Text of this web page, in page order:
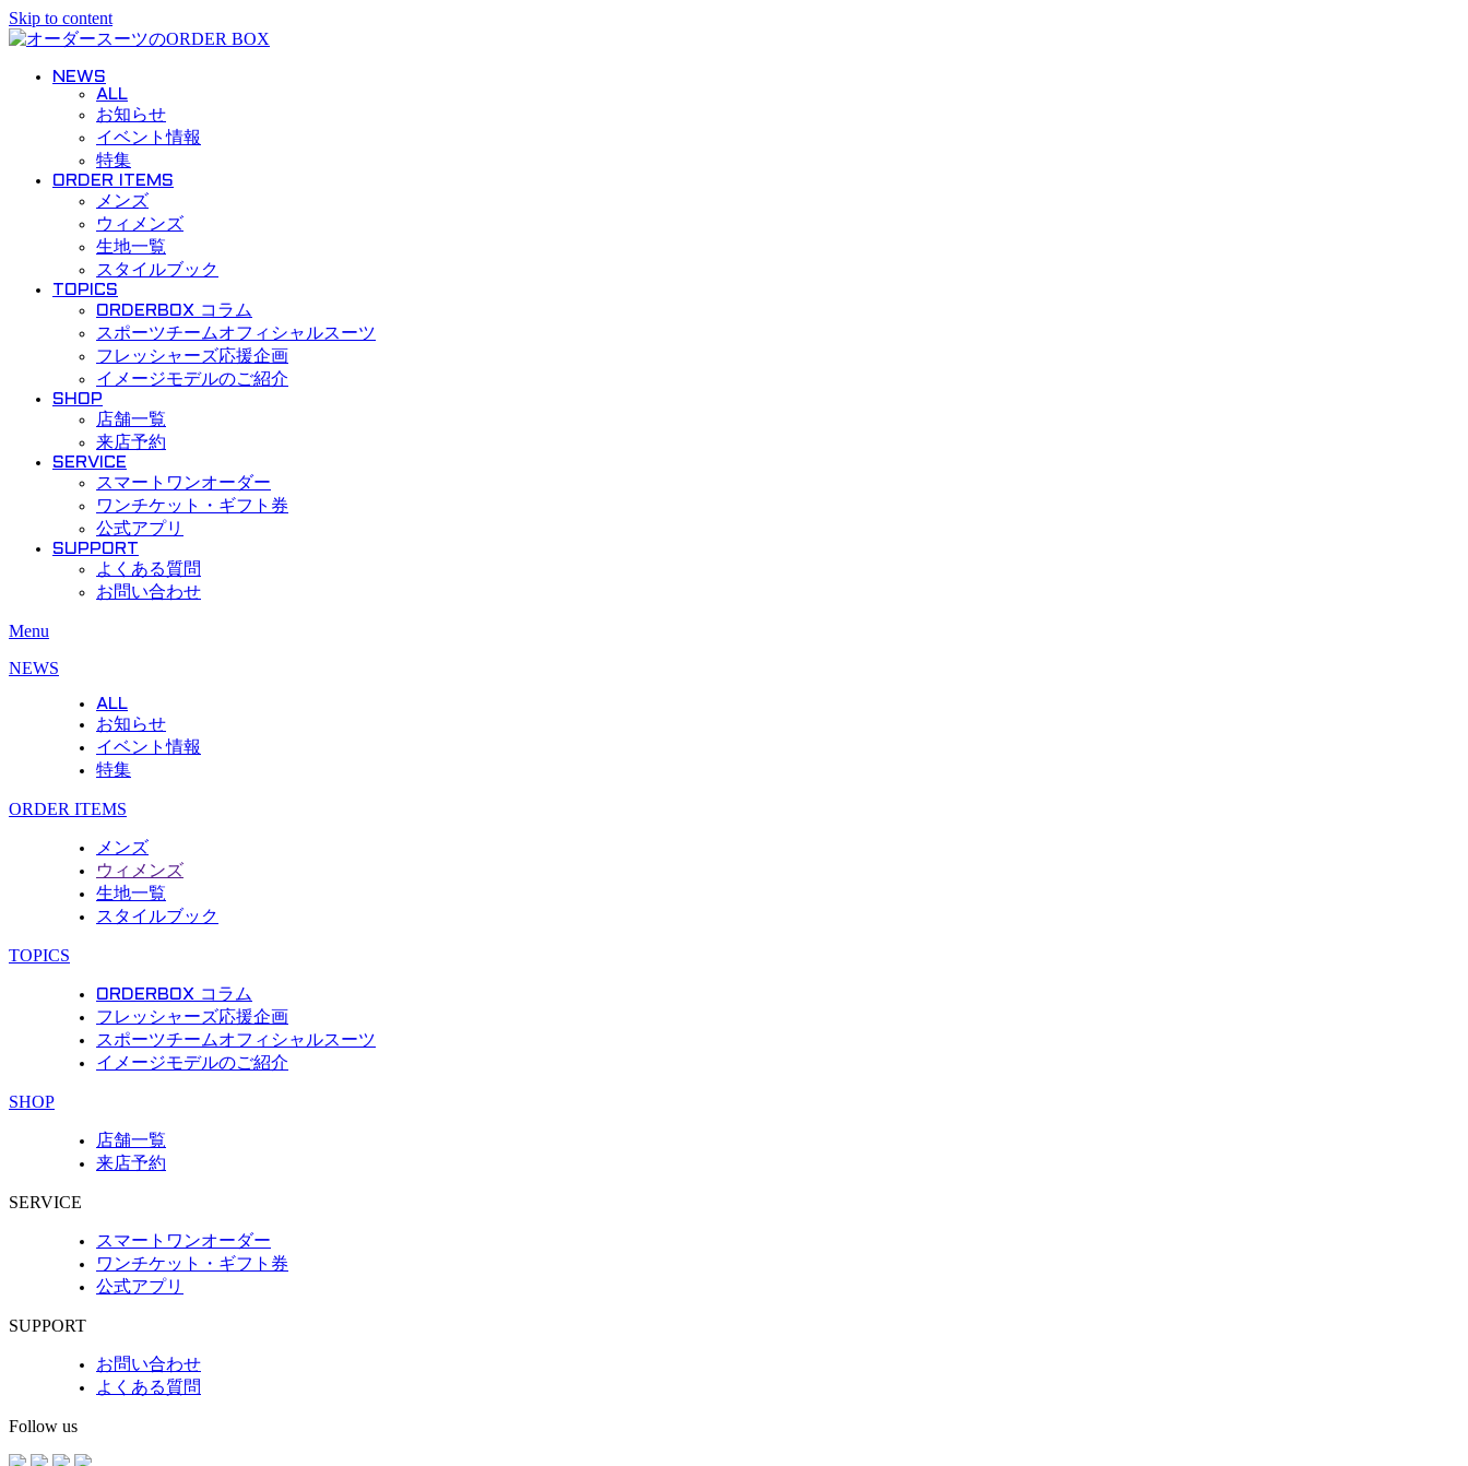
Skip to content
NEWS
ALL
お知らせ
イベント情報
特集
ORDER ITEMS
メンズ
ウィメンズ
生地一覧
スタイルブック
TOPICS
ORDERBOX コラム
スポーツチームオフィシャルスーツ
フレッシャーズ応援企画
イメージモデルのご紹介
SHOP
店舗一覧
来店予約
SERVICE
スマートワンオーダー
ワンチケット・ギフト券
公式アプリ
SUPPORT
よくある質問
お問い合わせ
Menu
NEWS
ALL
お知らせ
イベント情報
特集
ORDER ITEMS
メンズ
ウィメンズ
生地一覧
スタイルブック
TOPICS
ORDERBOX コラム
フレッシャーズ応援企画
スポーツチームオフィシャルスーツ
イメージモデルのご紹介
SHOP
店舗一覧
来店予約
SERVICE
スマートワンオーダー
ワンチケット・ギフト券
公式アプリ
SUPPORT
お問い合わせ
よくある質問
Follow us